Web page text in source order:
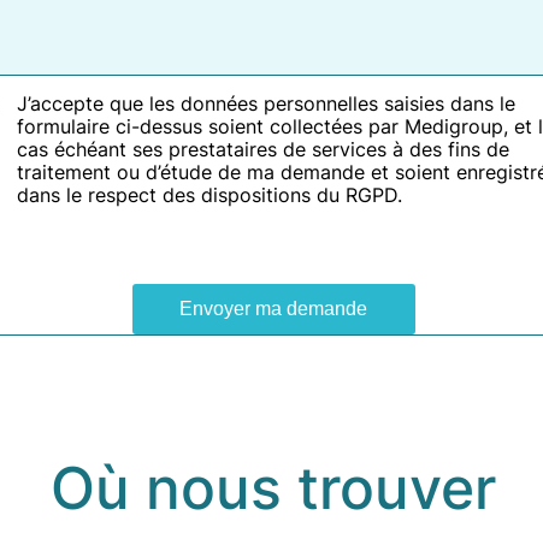
J’accepte que les données personnelles saisies dans le
formulaire ci-dessus soient collectées par Medigroup, et
cas échéant ses prestataires de services à des fins de
traitement ou d’étude de ma demande et soient
dans le respect des dispositions du RGPD.
Où nous trouver